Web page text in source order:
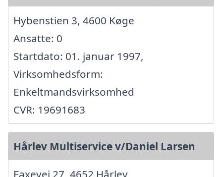
Hybenstien 3, 4600 Køge
Ansatte: 0
Startdato: 01. januar 1997,
Virksomhedsform:
Enkeltmandsvirksomhed
CVR: 19691683
Hårlev Multiservice v/Daniel Larsen
Faxevej 27, 4652 Hårlev